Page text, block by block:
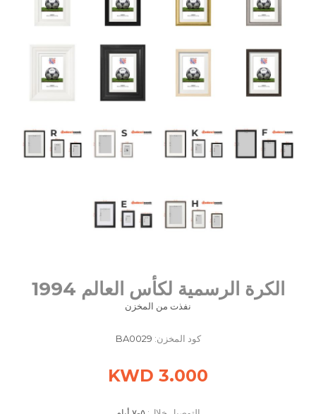
الكرة الرسمية لكأس العالم 1994
نفذت من المخزن
كود المخزن: BA0029
3.000 KWD